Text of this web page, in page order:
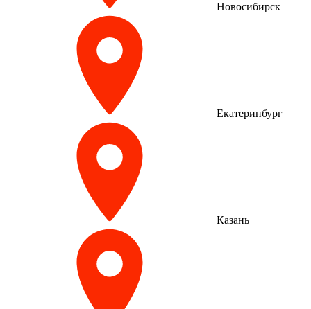
Новосибирск
Екатеринбург
Казань